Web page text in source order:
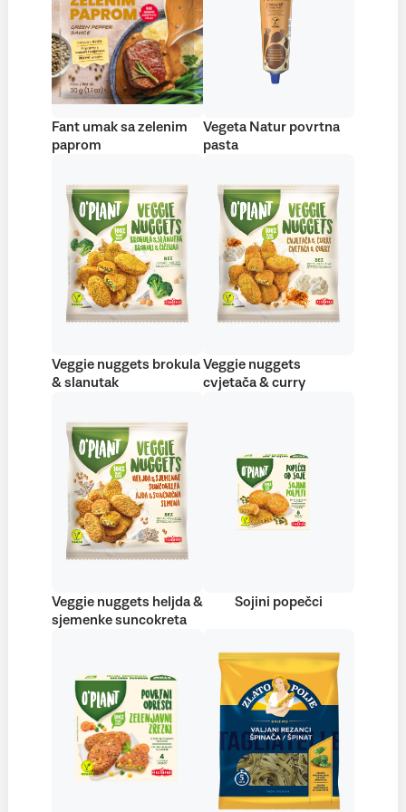
Fant umak sa zelenim
paprom
Vegeta Natur povrtna
pasta
Veggie nuggets brokula
& slanutak
Veggie nuggets
cvjetača & curry
Veggie nuggets heljda &
sjemenke suncokreta
Sojini popečci